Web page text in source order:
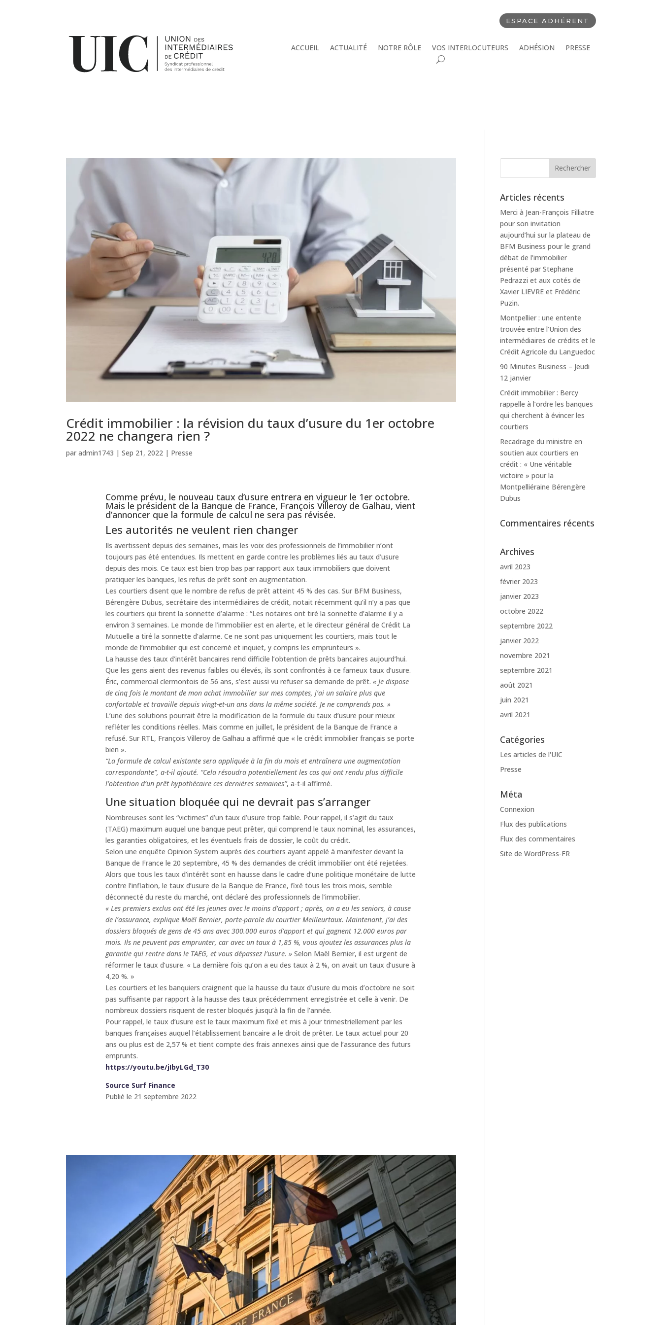
ESPACE ADHÉRENT
ACCUEIL ACTUALITÉ NOTRE RÔLE VOS INTERLOCUTEURS ADHÉSION PRESSE
Crédit immobilier : la révision du taux d’usure du 1er octobre
2022 ne changera rien ?
paradmin1743 |Sep 21, 2022 | Presse
Comme prévu, le nouveau taux d’usure entrera en vigueur le 1er octobre.
Mais le président de la Banque de France, François Villeroy de Galhau, vient
d’annoncer que la formule de calcul ne sera pas révisée.
Les autorités ne veulent rien changer
Ils avertissent depuis des semaines, mais les voix des professionnels de l’immobilier n’ont
toujours pas été entendues. Ils mettent en garde contre les problèmes liés au taux d’usure
depuis des mois. Ce taux est bien trop bas par rapport aux taux immobiliers que doivent
pratiquer les banques, les refus de prêt sont en augmentation.
Les courtiers disent que le nombre de refus de prêt atteint 45 % des cas. Sur BFM Business,
Bérengère Dubus, secrétaire des intermédiaires de crédit, notait récemment qu’il n’y a pas que
les courtiers qui tirent la sonnette d’alarme : “Les notaires ont tiré la sonnette d’alarme il y a
environ 3 semaines. Le monde de l’immobilier est en alerte, et le directeur général de Crédit La
Mutuelle a tiré la sonnette d’alarme. Ce ne sont pas uniquement les courtiers, mais tout le
monde de l’immobilier qui est concerné et inquiet, y compris les emprunteurs ».
La hausse des taux d’intérêt bancaires rend difficile l’obtention de prêts bancaires aujourd’hui.
Que les gens aient des revenus faibles ou élevés, ils sont confrontés à ce fameux taux d’usure.
Éric, commercial clermontois de 56 ans, s’est aussi vu refuser sa demande de prêt. « Je dispose
de cinq fois le montant de mon achat immobilier sur mes comptes, j’ai un salaire plus que
confortable et travaille depuis vingt-et-un ans dans la même société. Je ne comprends pas. »
L’une des solutions pourrait être la modification de la formule du taux d’usure pour mieux
refléter les conditions réelles. Mais comme en juillet, le président de la Banque de France a
refusé. Sur RTL, François Villeroy de Galhau a affirmé que « le crédit immobilier français se porte
bien ».
“La formule de calcul existante sera appliquée à la fin du mois et entraînera une augmentation
correspondante”, a-t-il ajouté. “Cela résoudra potentiellement les cas qui ont rendu plus difficile
l’obtention d’un prêt hypothécaire ces dernières semaines”, a-t-il affirmé.
Une situation bloquée qui ne devrait pas s’arranger
Nombreuses sont les “victimes” d’un taux d’usure trop faible. Pour rappel, il s’agit du taux
(TAEG) maximum auquel une banque peut prêter, qui comprend le taux nominal, les assurances,
les garanties obligatoires, et les éventuels frais de dossier, le coût du crédit.
Selon une enquête Opinion System auprès des courtiers ayant appelé à manifester devant la
Banque de France le 20 septembre, 45 % des demandes de crédit immobilier ont été rejetées.
Alors que tous les taux d’intérêt sont en hausse dans le cadre d’une politique monétaire de lutte
contre l’inflation, le taux d’usure de la Banque de France, fixé tous les trois mois, semble
déconnecté du reste du marché, ont déclaré des professionnels de l’immobilier.
« Les premiers exclus ont été les jeunes avec le moins d’apport ; après, on a eu les seniors, à cause
de l’assurance, explique Maël Bernier, porte-parole du courtier Meilleurtaux. Maintenant, j’ai des
dossiers bloqués de gens de 45 ans avec 300.000 euros d’apport et qui gagnent 12.000 euros par
mois. Ils ne peuvent pas emprunter, car avec un taux à 1,85 %, vous ajoutez les assurances plus la
garantie qui rentre dans le TAEG, et vous dépassez l’usure. »Selon Maël Bernier, il est urgent de
réformer le taux d’usure. « La dernière fois qu’on a eu des taux à 2 %, on avait un taux d’usure à
4,20 %. »
Les courtiers et les banquiers craignent que la hausse du taux d’usure du mois d’octobre ne soit
pas suffisante par rapport à la hausse des taux précédemment enregistrée et celle à venir. De
nombreux dossiers risquent de rester bloqués jusqu’à la fin de l’année.
Pour rappel, le taux d’usure est le taux maximum fixé et mis à jour trimestriellement par les
banques françaises auquel l’établissement bancaire a le droit de prêter. Le taux actuel pour 20
ans ou plus est de 2,57 % et tient compte des frais annexes ainsi que de l’assurance des futurs
emprunts.
https://youtu.be/jIbyLGd_T30
Source Surf Finance
Publié le 21 septembre 2022
Articles récents
Merci à Jean-François Filliatre
pour son invitation
aujourd’hui sur la plateau de
BFM Business pour le grand
débat de l’immobilier
présenté par Stephane
Pedrazzi et aux cotés de
Xavier LIEVRE et Frédéric
Puzin.
Montpellier : une entente
trouvée entre l’Union des
intermédiaires de crédits et le
Crédit Agricole du Languedoc
90 Minutes Business – Jeudi
12 janvier
Crédit immobilier : Bercy
rappelle à l’ordre les banques
qui cherchent à évincer les
courtiers
Recadrage du ministre en
soutien aux courtiers en
crédit : « Une véritable
victoire » pour la
Montpelliéraine Bérengère
Dubus
Commentaires récents
Archives
avril 2023
février 2023
janvier 2023
octobre 2022
septembre 2022
janvier 2022
novembre 2021
septembre 2021
août 2021
juin 2021
avril 2021
Catégories
Les articles de l'UIC
Presse
Méta
Connexion
Flux des publications
Flux des commentaires
Site de WordPress-FR